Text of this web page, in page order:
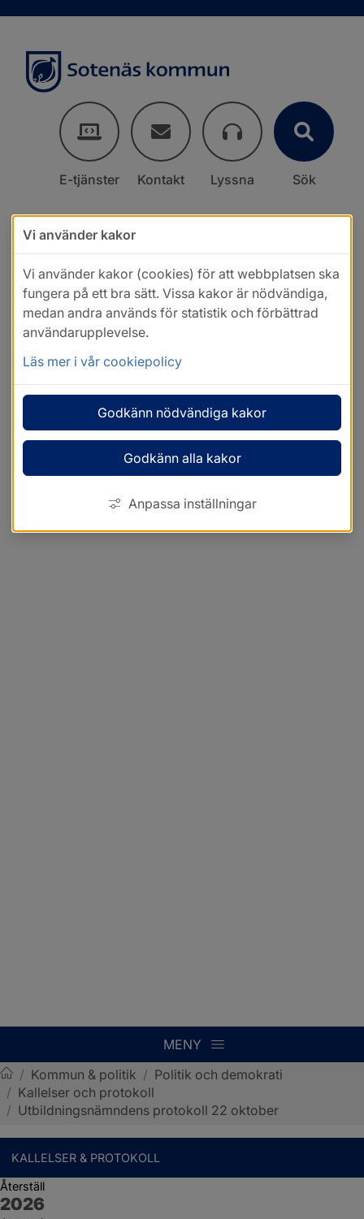
E-tjänster Kontakt Lyssna Sök
MENY
Sotenäs kommun
/ Kommun & politik / Politik och demokrati
/ Kallelser och protokoll
/ Utbildningsnämndens protokoll 22 oktober
KALLELSER & PROTOKOLL
Återställ
År:
2026
Vi använder kakor
Vi använder kakor (cookies) för att webbplatsen ska
fungera på ett bra sätt. Vissa kakor är nödvändiga,
medan andra används för statistik och förbättrad
användarupplevelse.
Läs mer i vår cookiepolicy
Godkänn nödvändiga kakor
Godkänn alla kakor
Anpassa inställningar